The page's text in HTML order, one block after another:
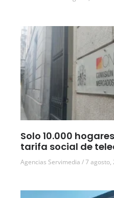
Solo 10.000
tarifa social de
Agencias Servimedia 7 agosto,